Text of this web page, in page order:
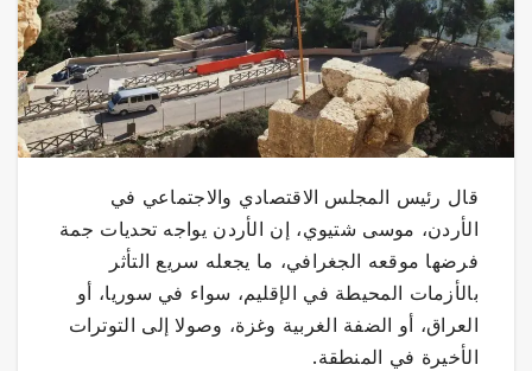
قال رئيس المجلس الاقتصادي والاجتماعي في
الأردن، موسى شتيوي، إن الأردن يواجه تحديات جمة
فرضها موقعه الجغرافي، ما يجعله سريع التأثر
بالأزمات المحيطة في الإقليم، سواء في سوريا، أو
العراق، أو الضفة الغربية وغزة، وصولا إلى التوترات
الأخيرة في المنطقة.